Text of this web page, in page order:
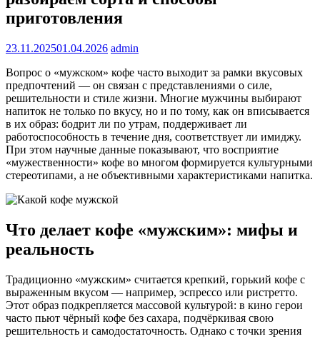
приготовления
23.11.202501.04.2026 admin
Вопрос о «мужском» кофе часто выходит за рамки вкусовых
предпочтений — он связан с представлениями о силе,
решительности и стиле жизни. Многие мужчины выбирают
напиток не только по вкусу, но и по тому, как он вписывается
в их образ: бодрит ли по утрам, поддерживает ли
работоспособность в течение дня, соответствует ли имиджу.
При этом научные данные показывают, что восприятие
«мужественности» кофе во многом формируется культурными
стереотипами, а не объективными характеристиками напитка.
Что делает кофе «мужским»: мифы и
реальность
Традиционно «мужским» считается крепкий, горький кофе с
выраженным вкусом — например, эспрессо или ристретто.
Этот образ подкрепляется массовой культурой: в кино герои
часто пьют чёрный кофе без сахара, подчёркивая свою
решительность и самодостаточность. Однако с точки зрения